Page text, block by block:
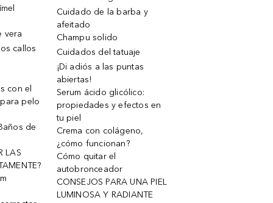
vera
callos
con el
pelo
de
LAS
Cuidado de la barba y
afeitado
Champu solido
Cuidados del tatuaje
¡Di adiós a las puntas
abiertas!
Serum ácido glicólico:
propiedades y efectos en
tu piel
Crema con colágeno,
¿cómo funcionan?
Cómo quitar el
autobronceador
CONSEJOS PARA UNA PIEL
LUMINOSA Y RADIANTE